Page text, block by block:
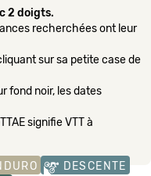
2 doigts.
recherchées ont leur
sur sa petite case de
fond noir, les dates
signifie VTT à
DESCENTE